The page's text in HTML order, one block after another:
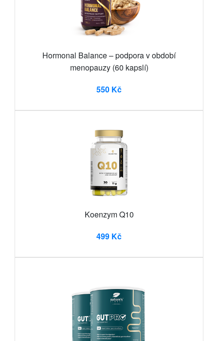
Hormonal Balance – podpora v období
menopauzy (60 kapslí)
550 Kč
Koenzym Q10
499 Kč